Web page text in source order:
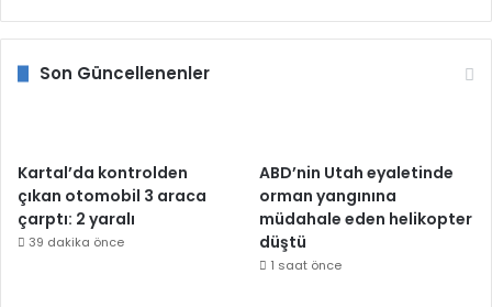
Son Güncellenenler
Kartal’da kontrolden
çıkan otomobil 3 araca
çarptı: 2 yaralı
39 dakika önce
ABD’nin Utah eyaletinde
orman yangınına
müdahale eden helikopter
düştü
1 saat önce